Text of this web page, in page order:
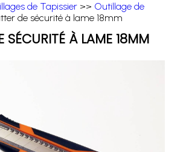
de Tapissier >> Outillage de
de sécurité à lame 18mm
SÉCURITÉ À LAME 18MM